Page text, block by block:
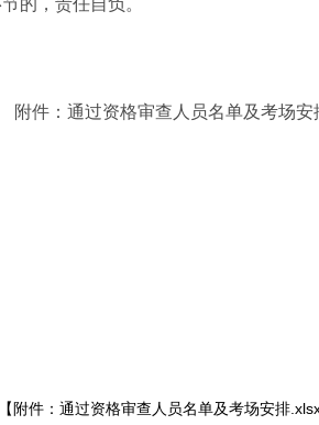
的，责任自负。
附件：通过资格审查人员名单及考场安
附件：通过资格审查人员名单及考场安排